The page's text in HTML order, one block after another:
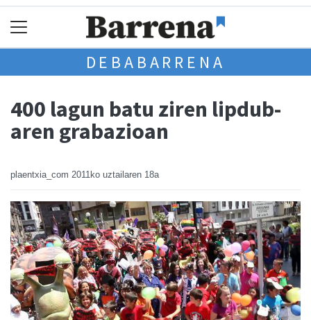
DEBABARRENA
400 lagun batu ziren lipdub-
aren grabazioan
plaentxia_com 2011ko uztailaren 18a